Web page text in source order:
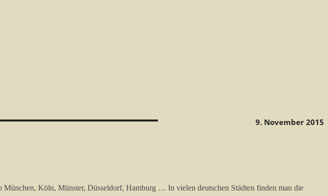
9. November 2015
München, Köln, Münster, Düsseldorf, Hamburg … In vielen deutschen Städten finden man die